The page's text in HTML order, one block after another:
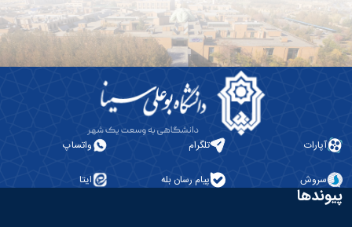
آپارات تلگرام واتساپ
سروش پیام رسان بله ایتا
پیوندها